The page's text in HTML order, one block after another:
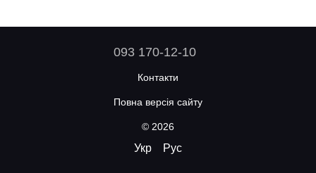
093 170-12-10
Контакти
Повна версія сайту
© 2026
Укр Рус